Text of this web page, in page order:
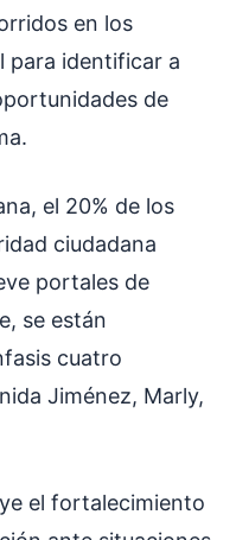
en los
para identificar a
de
el 20% de los
ciudadana
portales de
se están
cuatro
Jiménez, Marly,
el fortalecimiento